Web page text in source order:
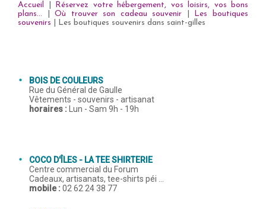
Accueil
Réservez votre hébergement, vos loisirs, vos bons
plans... |Où trouver son cadeau souvenir
Les boutiques
souvenirs
Les boutiques souvenirs dans saint-gilles
BOIS DE COULEURS
Rue du Général de Gaulle
Vêtements - souvenirs - artisanat
horaires : Lun - Sam 9h - 19h
COCO D'ÎLES - LA TEE SHIRTERIE
Centre commercial du Forum
Cadeaux, artisanats, tee-shirts péi ...
mobile :02 62 24 38 77